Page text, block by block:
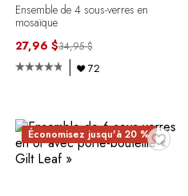
Ensemble de 4 sous-verres en
mosaïque
27,96 $34,95 $
72
♥
Économisez jusqu'à 20 %